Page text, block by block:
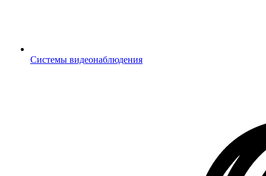
Системы видеонаблюдения